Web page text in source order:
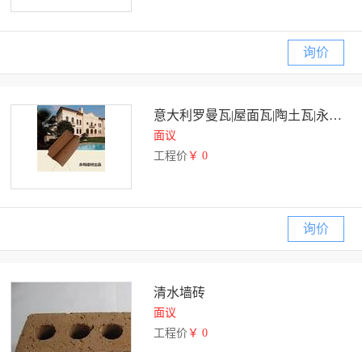
询价
意大利罗曼瓦|屋面瓦|陶土瓦|永陶建材出品
面议
工程价 ￥ 0
询价
清水墙砖
面议
工程价 ￥ 0